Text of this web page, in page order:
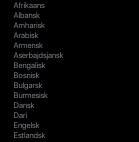
Afrikaans
Albansk
Amharisk
Arabisk
Armensk
Aserbajdsjansk
Bengalisk
Bosnisk
Bulgarsk
Burmesisk
Dansk
Dari
Engelsk
Estlandsk